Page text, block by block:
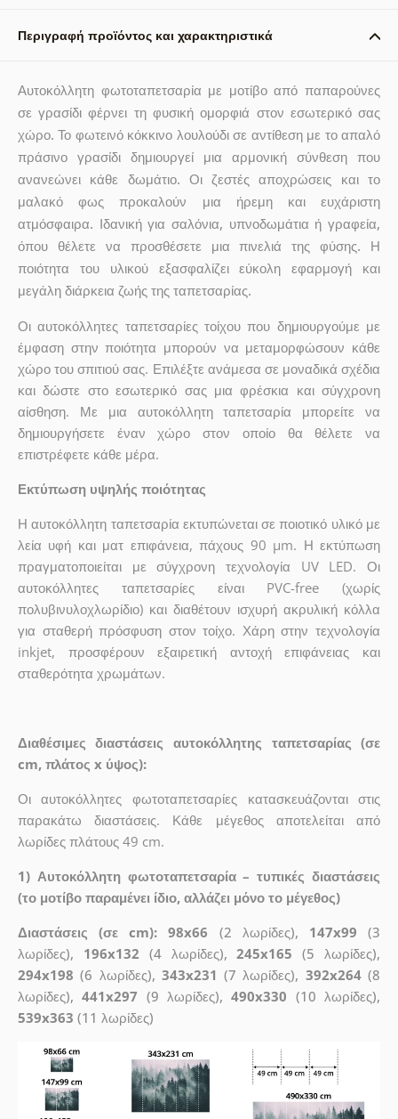
Περιγραφή προϊόντος και χαρακτηριστικά
Αυτοκόλλητη φωτοταπετσαρία με μοτίβο από παπαρούνες
σε γρασίδι φέρνει τη φυσική ομορφιά στον εσωτερικό σας
χώρο. Το φωτεινό κόκκινο λουλούδι σε αντίθεση με το απαλό
πράσινο γρασίδι δημιουργεί μια αρμονική σύνθεση που
ανανεώνει κάθε δωμάτιο. Οι ζεστές αποχρώσεις και το
μαλακό φως προκαλούν μια ήρεμη και ευχάριστη
ατμόσφαιρα. Ιδανική για σαλόνια, υπνοδωμάτια ή γραφεία,
όπου θέλετε να προσθέσετε μια πινελιά της φύσης. Η
ποιότητα του υλικού εξασφαλίζει εύκολη εφαρμογή και
μεγάλη διάρκεια ζωής της ταπετσαρίας.
Οι αυτοκόλλητες ταπετσαρίες τοίχου που δημιουργούμε με
έμφαση στην ποιότητα μπορούν να μεταμορφώσουν κάθε
χώρο του σπιτιού σας. Επιλέξτε ανάμεσα σε μοναδικά σχέδια
και δώστε στο εσωτερικό σας μια φρέσκια και σύγχρονη
αίσθηση. Με μια αυτοκόλλητη ταπετσαρία μπορείτε να
δημιουργήσετε έναν χώρο στον οποίο θα θέλετε να
επιστρέφετε κάθε μέρα.
Εκτύπωση υψηλής ποιότητας
Η αυτοκόλλητη ταπετσαρία εκτυπώνεται σε ποιοτικό υλικό με
λεία υφή και ματ επιφάνεια, πάχους 90 µm. Η εκτύπωση
πραγματοποιείται με σύγχρονη τεχνολογία UV LED. Οι
αυτοκόλλητες ταπετσαρίες είναι PVC-free (χωρίς
πολυβινυλοχλωρίδιο) και διαθέτουν ισχυρή ακρυλική κόλλα
για σταθερή πρόσφυση στον τοίχο. Χάρη στην τεχνολογία
inkjet, προσφέρουν εξαιρετική αντοχή επιφάνειας και
σταθερότητα χρωμάτων.
Διαθέσιμες διαστάσεις αυτοκόλλητης ταπετσαρίας (σε
cm, πλάτος x ύψος):
Οι αυτοκόλλητες φωτοταπετσαρίες κατασκευάζονται στις
παρακάτω διαστάσεις. Κάθε μέγεθος αποτελείται από
λωρίδες πλάτους 49 cm.
1) Αυτοκόλλητη φωτοταπετσαρία – τυπικές διαστάσεις
(το μοτίβο παραμένει ίδιο, αλλάζει μόνο το μέγεθος)
Διαστάσεις (σε cm): 98x66 (2 λωρίδες), 147x99 (3
λωρίδες), 196x132 (4 λωρίδες),245x165 (5 λωρίδες),
294x198 (6 λωρίδες), 343x231 (7 λωρίδες), 392x264(8
λωρίδες),441x297 (9 λωρίδες),490x330 (10 λωρίδες),
539x363 (11 λωρίδες)